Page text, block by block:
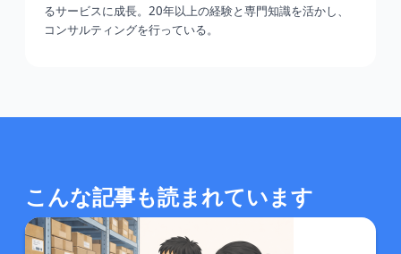
るサービスに成長。20年以上の経験と専門知識を活かし、
コンサルティングを行っている。
こんな記事も読まれています